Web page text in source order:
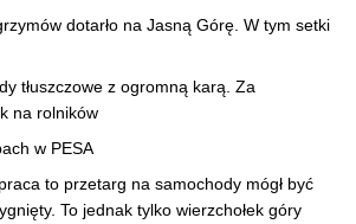
dotarło na Jasną Górę. W tym setki
tłuszczowe z ogromną karą. Za
na rolników
w PESA
to przetarg na samochody mógł być
To jednak tylko wierzchołek góry